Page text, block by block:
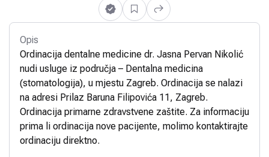
Opis
Ordinacija dentalne medicine dr. Jasna Pervan Nikolić
nudi usluge iz područja – Dentalna medicina
(stomatologija), u mjestu Zagreb. Ordinacija se nalazi
na adresi Prilaz Baruna Filipovića 11, Zagreb.
Ordinacija primarne zdravstvene zaštite. Za informaciju
prima li ordinacija nove pacijente, molimo kontaktirajte
ordinaciju direktno.